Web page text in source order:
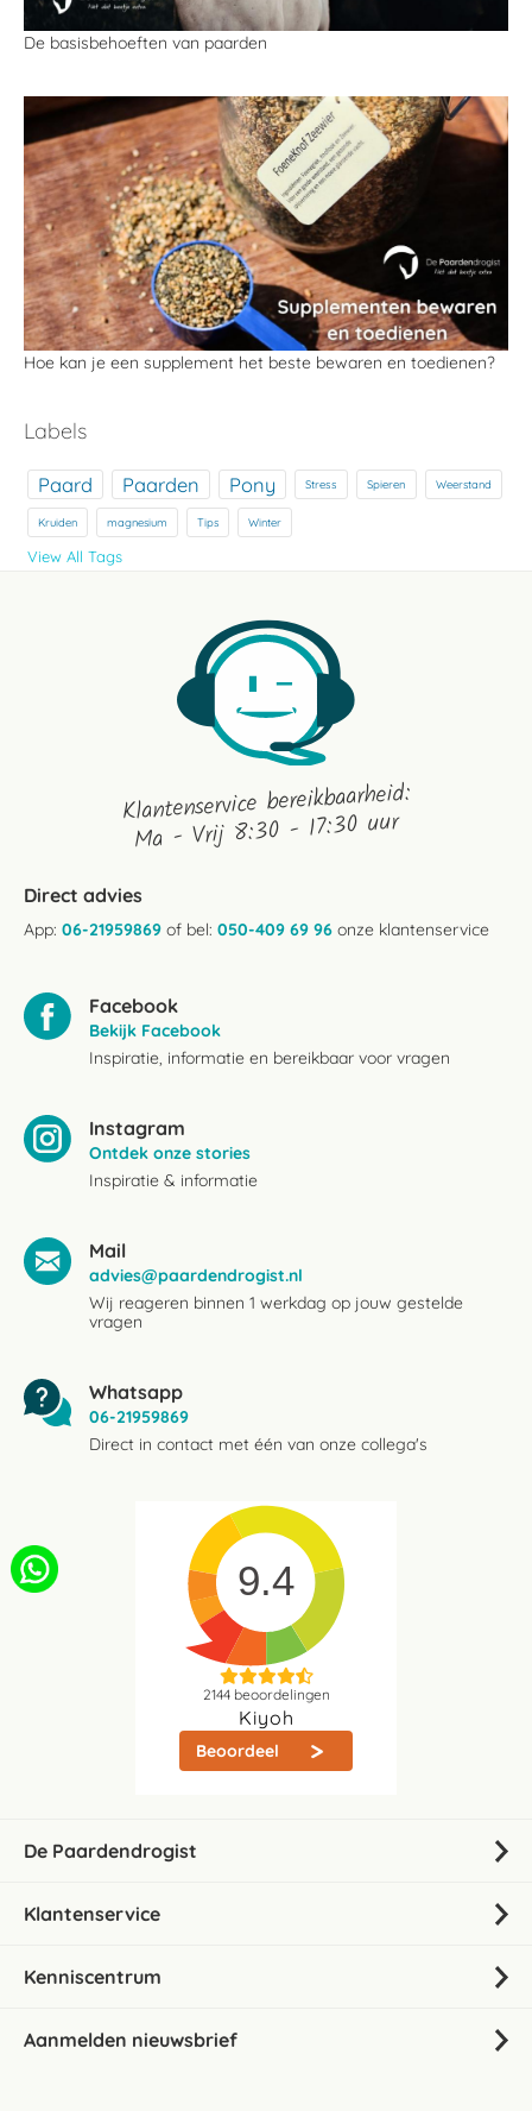
De basisbehoeften van paarden
Hoe kan je een supplement het beste bewaren en toedienen?
Labels
Paard Paarden Pony Stress Spieren Weerstand
Kruiden magnesium Tips Winter
View All Tags
Klantenservice bereikbaarheid:
Ma - Vrij 8:30 - 17:30 uur
Direct advies
App: 06-21959869 of bel: 050-409 69 96 onze klantenservice
Facebook
Bekijk Facebook
Inspiratie, informatie en bereikbaar voor vragen
Instagram
Ontdek onze stories
Inspiratie & informatie
Mail
advies@paardendrogist.nl
Wij reageren binnen 1 werkdag op jouw gestelde
vragen
Whatsapp
06-21959869
Direct in contact met één van onze collega's
9.4
2144beoordelingen
Kiyoh
Beoordeel
De Paardendrogist
Klantenservice
Kenniscentrum
Aanmelden nieuwsbrief